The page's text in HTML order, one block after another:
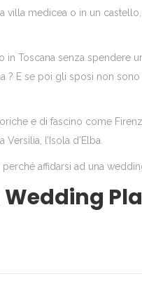
villa medicea o in un
in Toscana senza spendere
? E se poi gli sposi non
e di fascino come
l’Isola d’Elba.
affidarsi ad una